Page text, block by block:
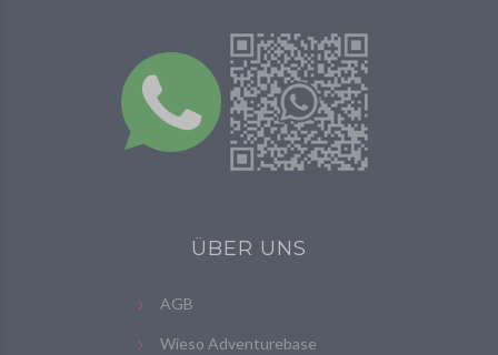
ÜBER UNS
AGB
Wieso Adventurebase